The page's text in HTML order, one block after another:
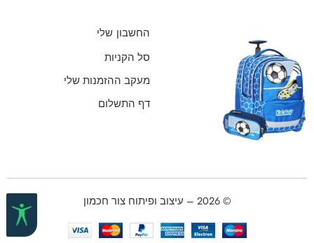
החשבון שלי
סל הקניות
מעקב ההזמנות שלי
דף התשלום
© 2026 – עיצוב ופיתוח צור חכמון